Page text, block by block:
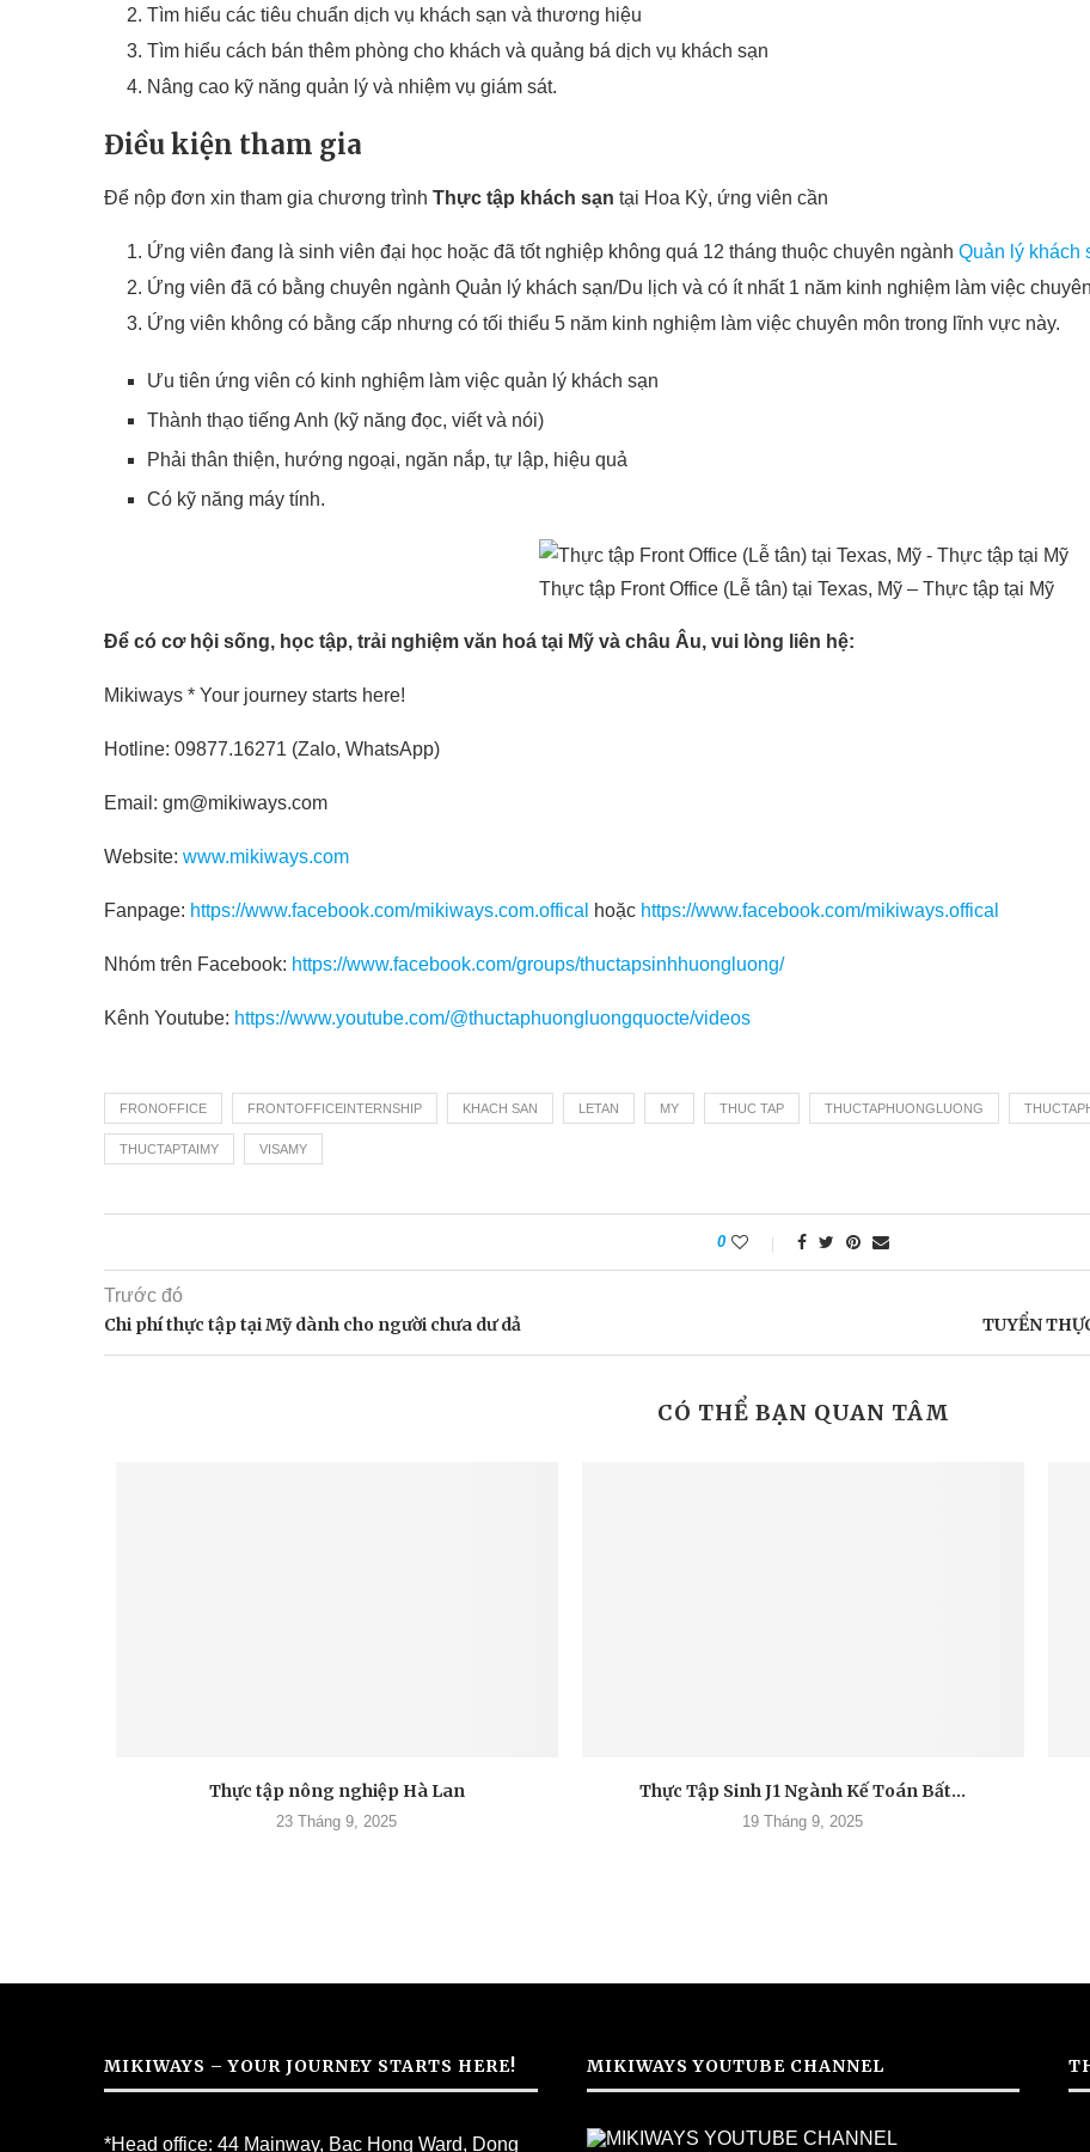
Tìm hiểu các tiêu chuẩn dịch vụ khách sạn và thương hiệu
Tìm hiểu cách bán thêm phòng cho khách và quảng bá dịch vụ khách sạn
Nâng cao kỹ năng quản lý và nhiệm vụ giám sát.
Điều kiện tham gia
Để nộp đơn xin tham gia chương trình Thực tập khách sạn tại Hoa Kỳ, ứng viên cần
Ứng viên đang là sinh viên đại học hoặc đã tốt nghiệp không quá 12 tháng thuộc chuyên ngành Quản lý khách
Ứng viên đã có bằng chuyên ngành Quản lý khách sạn/Du lịch và có ít nhất 1 năm kinh nghiệm làm việc
Ứng viên không có bằng cấp nhưng có tối thiểu 5 năm kinh nghiệm làm việc chuyên môn trong lĩnh vực này.
Ưu tiên ứng viên có kinh nghiệm làm việc quản lý khách sạn
Thành thạo tiếng Anh (kỹ năng đọc, viết và nói)
Phải thân thiện, hướng ngoại, ngăn nắp, tự lập, hiệu quả
Có kỹ năng máy tính.
Thực tập Front Office (Lễ tân) tại Texas, Mỹ – Thực tập tại Mỹ
Để có cơ hội sống, học tập, trải nghiệm văn hoá tại Mỹ và châu Âu, vui lòng liên hệ:
Mikiways * Your journey starts here!
Hotline: 09877.16271 (Zalo, WhatsApp)
Email: gm@mikiways.com
Website: www.mikiways.com
Fanpage: https://www.facebook.com/mikiways.com.offical hoặc https://www.facebook.com/mikiways.offical
Nhóm trên Facebook: https://www.facebook.com/groups/thuctapsinhhuongluong/
Kênh Youtube: https://www.youtube.com/@thuctaphuongluongquocte/videos
FRONOFFICE FRONTOFFICEINTERNSHIP KHACH SAN LETAN MY THUC TAP THUCTAPHUONGLUONG
THUCTAPTAIMY VISAMY
0
Trước đó
Chi phí thực tập tại Mỹ dành cho người chưa dư dả TUYỂN
CÓ THỂ BẠN QUAN TÂM
Thực tập nông nghiệp Hà Lan
23 Tháng 9, 2025
Thực Tập Sinh J1 Ngành Kế Toán Bất...
19 Tháng 9, 2025
MIKIWAYS – YOUR JOURNEY STARTS HERE!
*Head office: 44 Mainway, Bac Hong Ward, Dong
MIKIWAYS YOUTUBE CHANNEL